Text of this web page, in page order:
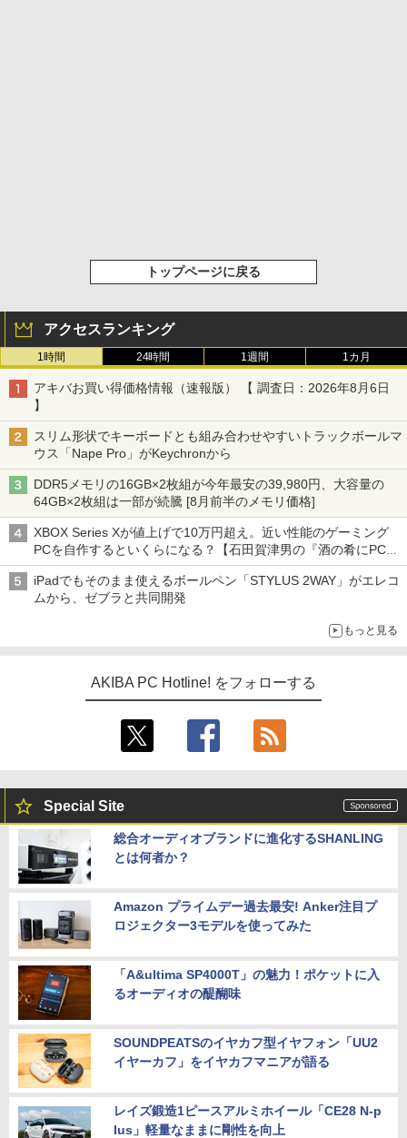
トップページに戻る
アクセスランキング
1時間 24時間 1週間 1カ月
アキバお買い得価格情報（速報版） 【 調査日：2026年8月6日
】
スリム形状でキーボードとも組み合わせやすいトラックボールマ
ウス「Nape Pro」がKeychronから
DDR5メモリの16GB×2枚組が今年最安の39,980円、大容量の
64GB×2枚組は一部が続騰 [8月前半のメモリ価格]
XBOX Series Xが値上げで10万円超え。近い性能のゲーミング
PCを自作するといくらになる？【石田賀津男の『酒の肴にPCゲ
ーム』】
iPadでもそのまま使えるボールペン「STYLUS 2WAY」がエレコ
ムから、ゼブラと共同開発
もっと見る
AKIBA PC Hotline! をフォローする
Special Site
総合オーディオブランドに進化するSHANLING
とは何者か？
Amazon プライムデー過去最安! Anker注目プ
ロジェクター3モデルを使ってみた
「A&ultima SP4000T」の魅力！ポケットに入
るオーディオの醍醐味
SOUNDPEATSのイヤカフ型イヤフォン「UU2
イヤーカフ」をイヤカフマニアが語る
レイズ鍛造1ピースアルミホイール「CE28 N-p
lus」軽量なままに剛性を向上